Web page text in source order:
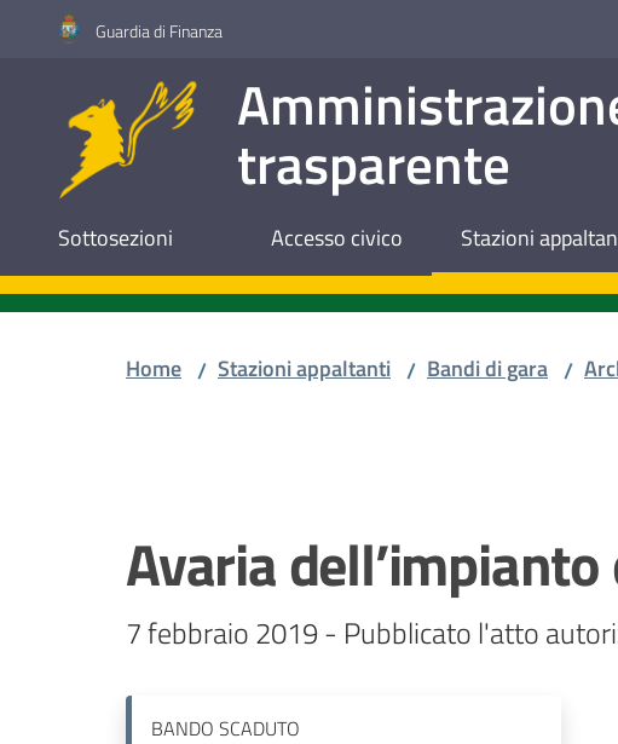
Vai al contenuto
Vai alla navigazione
Vai al footerGuardia di Finanza
trasparente
Sottosezioni Accesso civico Stazioni
Home / Stazioni appaltanti / Bandi di gara /
Avaria
7 febbraio 2019 - Pubblicato l'atto
BANDO SCADUTO